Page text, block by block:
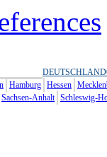
DEUTSCHLAND
Hamburg Hessen
Sachsen-Anhalt Schleswig-